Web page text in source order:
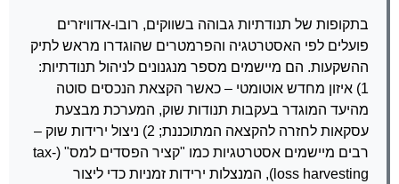
בתקופות של תנודתיות גבוהה בשווקים, רובו-אדוויזרים
פועלים לפי האסטרטגיה והפרמטרים שהוגדרו מראש לתיק
ההשקעות. הם מיישמים מספר מנגנונים לניהול תנודתיות:
1) איזון מחדש אוטומטי – כאשר הקצאת הנכסים סוטה
מהיעד המוגדר בעקבות תנודות שוק, המערכת מבצעת
עסקאות לחזרה להקצאה המתוכננת; 2) ניצול ירידות שוק –
רבים מיישמים אסטרטגיות כמו "קציר הפסדים למס" (tax-
loss harvesting), המנצלות ירידות זמניות כדי ליצור